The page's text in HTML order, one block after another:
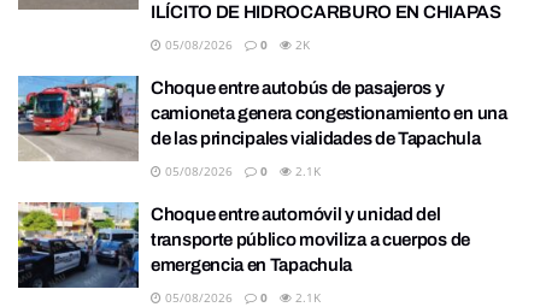
ILÍCITO DE HIDROCARBURO EN CHIAPAS
05/08/2026 0 2K
Choque entre autobús de pasajeros y
camioneta genera congestionamiento en una
de las principales vialidades de Tapachula
05/08/2026 0 2.1K
Choque entre automóvil y unidad del
transporte público moviliza a cuerpos de
emergencia en Tapachula
05/08/2026 0 2.1K